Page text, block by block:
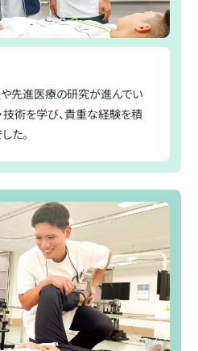
先進医療の研究が進んでい
技術を学び、貴重な経験を積
た。